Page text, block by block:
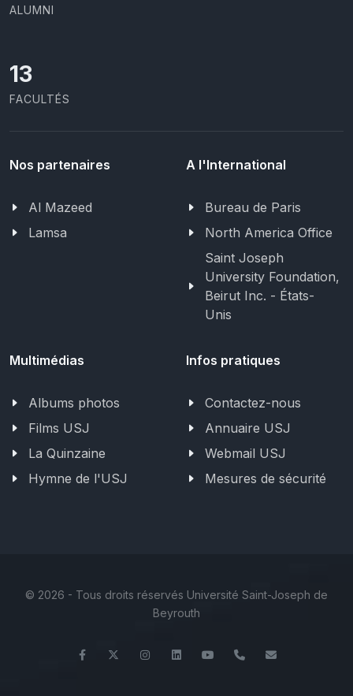
ALUMNI
13
FACULTÉS
Nos partenaires
Al Mazeed
Lamsa
A l'International
Bureau de Paris
North America Office
Saint Joseph
University Foundation,
Beirut Inc. - États-
Unis
Multimédias
Albums photos
Films USJ
La Quinzaine
Hymne de l'USJ
Infos pratiques
Contactez-nous
Annuaire USJ
Webmail USJ
Mesures de sécurité
© 2026 - Tous droits réservés Université Saint-Joseph de
Beyrouth
FacebookTwitter InstagramLinkedInYouTube+961 (1) 421 000